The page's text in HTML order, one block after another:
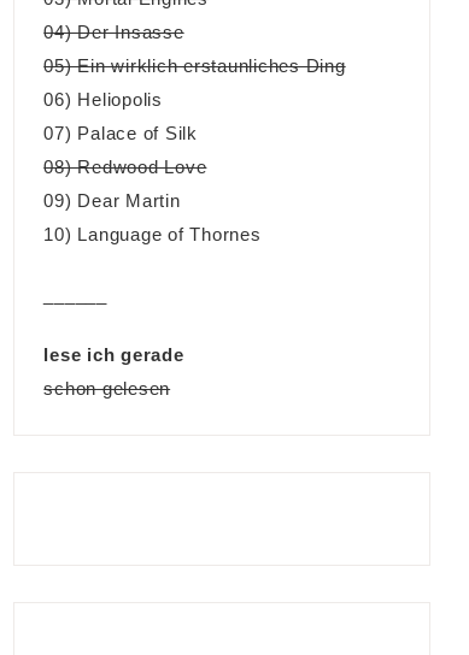
04) Der Insasse
05) Ein wirklich erstaunliches Ding
06) Heliopolis
07) Palace of Silk
08) Redwood Love
09) Dear Martin
10) Language of Thornes
lese ich gerade
schon gelesen